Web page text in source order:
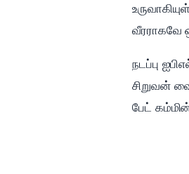
வீரராகவே
நடப்பு
சிறுவன்
பேட்